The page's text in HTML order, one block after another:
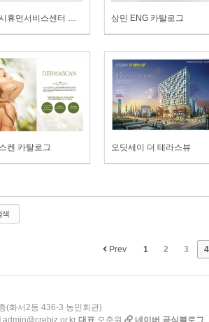
수원시휴먼서비스센터 보고집 상민 ENG 카탈로그
켄 카탈로그 오딧세이 더 테라스뷰
색
Prev 1 2 3 4
(화서2동 436-3 농민회관)
admin@crebiz.or.kr 대표 오춘원 네이버 공식블로그